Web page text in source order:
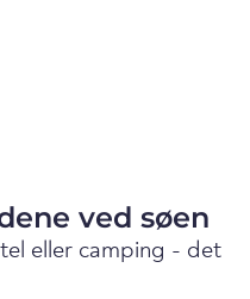
ved søen
eller camping - det